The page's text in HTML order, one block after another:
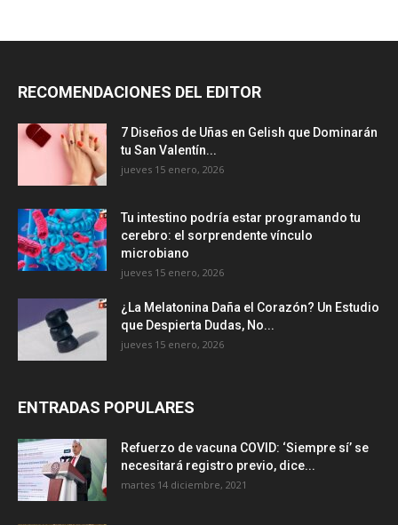
RECOMENDACIONES DEL EDITOR
7 Diseños de Uñas en Gelish que Dominarán
tu San Valentín...
jueves 15 enero, 2026
Tu intestino podría estar programando tu
cerebro: el sorprendente vínculo
microbiano
jueves 15 enero, 2026
¿La Melatonina Daña el Corazón? Un Estudio
que Despierta Dudas, No...
jueves 15 enero, 2026
ENTRADAS POPULARES
Refuerzo de vacuna COVID: ‘Siempre sí’ se
necesitará registro previo, dice...
martes 14 diciembre, 2021